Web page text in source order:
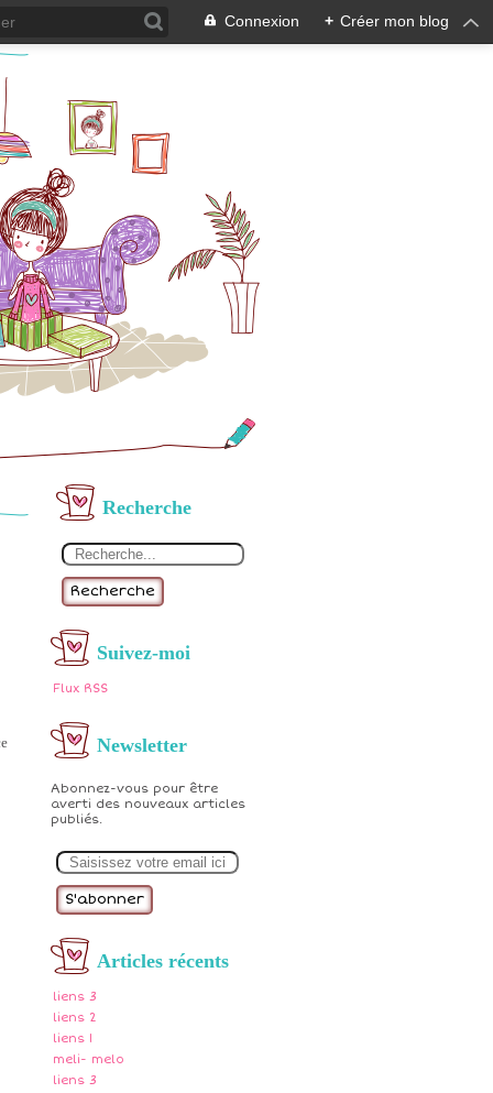
Connexion + Créer mon blog
Recherche
Recherche
Suivez-moi
Flux RSS
Newsletter
Abonnez-vous pour être
averti des nouveaux articles
publiés.
m
Articles récents
liens 3
liens 2
liens 1
meli- melo
liens 3